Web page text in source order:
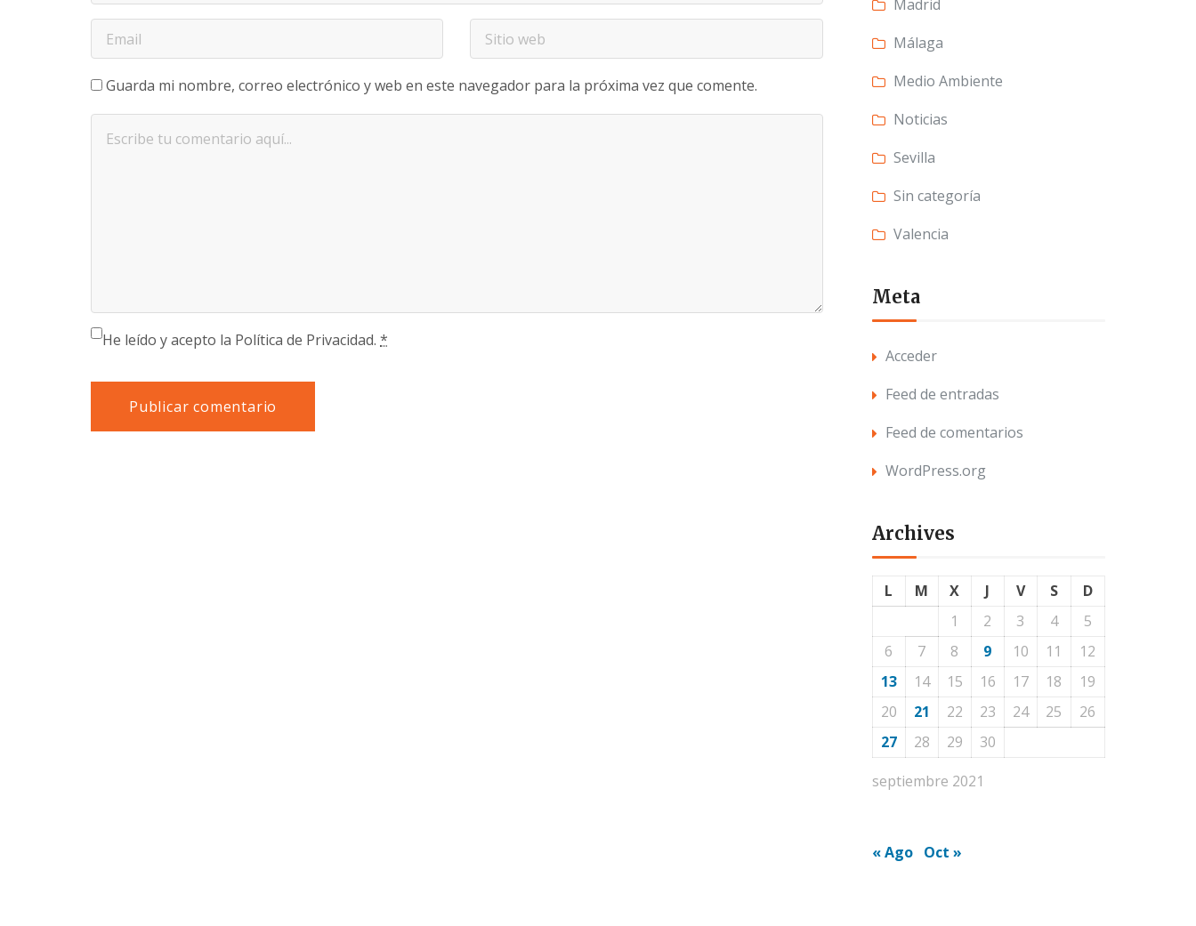
Guarda mi nombre, correo electrónico y web en este navegador para la próxima vez que comente.
He leído y acepto la Política de Privacidad. *
Madrid
Málaga
Medio Ambiente
Noticias
Sevilla
Sin categoría
Valencia
Meta
Acceder
Feed de entradas
Feed de comentarios
WordPress.org
Archives
septiembre 2021
L M X J V S
D
1
2 3 4
5
6
7 8 9 10 11
12
13
14 15 16 17 18
19
20
21 22 23 24 25
26
27
28 29 30
« Ago Oct »